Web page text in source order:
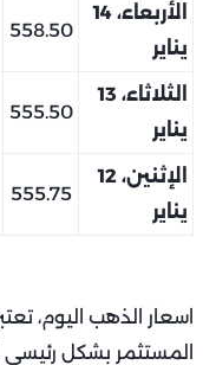
الأربعاء، 14
يناير
558.50
الثلاثاء، 13
يناير
555.50
الإثنين، 12
يناير
555.75
اسعار الذهب اليوم،
المستثمر بشكل